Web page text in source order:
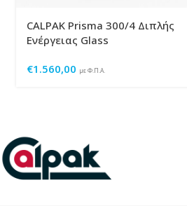
CALPAK Prisma 300/4 Διπλής
Ενέργειας Glass
€1.560,00 με Φ.Π.Α.